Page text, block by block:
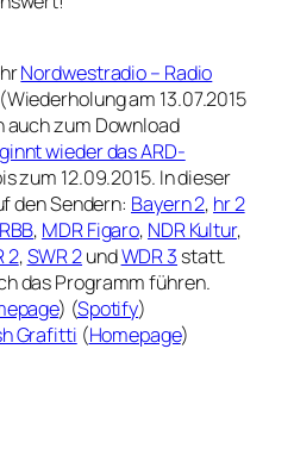
Nordwestradio – Radio
am 13.07.2015
auch zum Download
wieder das ARD-
zum 12.09.2015. In dieser
den Sendern: Bayern 2, hr 2
, MDR Figaro, NDR Kultur,
2,SWR 2undWDR 3 statt.
das Programm führen.
) (Spotify)
Grafitti (Homepage)